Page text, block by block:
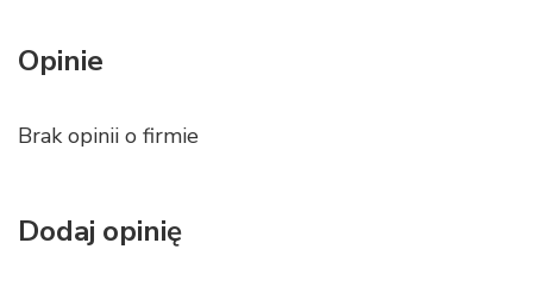
Opinie
Brak opinii o firmie
Dodaj opinię